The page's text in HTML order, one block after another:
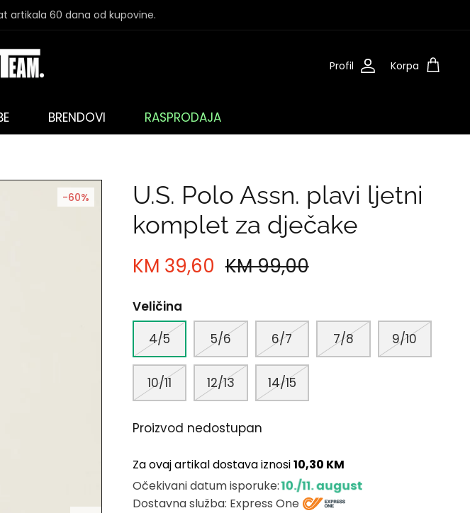
artikala 60 dana od kupovine.
Profil Korpa
BRENDOVI RASPRODAJA
-60%
U.S. Polo Assn. plavi ljetni
komplet za dječake
KM 39,60 KM 99,00
Veličina
4/5
5/6 6/7 7/8 9/10
10/11 12/13 14/15
Proizvod nedostupan
Za ovaj artikal dostava iznosi10,30 KM
Očekivani datum isporuke: 10./11. august
Dostavna služba: Express One